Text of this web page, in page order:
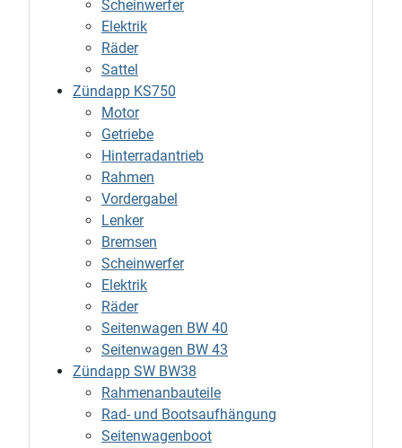
Scheinwerfer
Elektrik
Räder
Sattel
Zündapp KS750
Motor
Getriebe
Hinterradantrieb
Rahmen
Vordergabel
Lenker
Bremsen
Scheinwerfer
Elektrik
Räder
Seitenwagen BW 40
Seitenwagen BW 43
Zündapp SW BW38
Rahmenanbauteile
Rad- und Bootsaufhängung
Seitenwagenboot